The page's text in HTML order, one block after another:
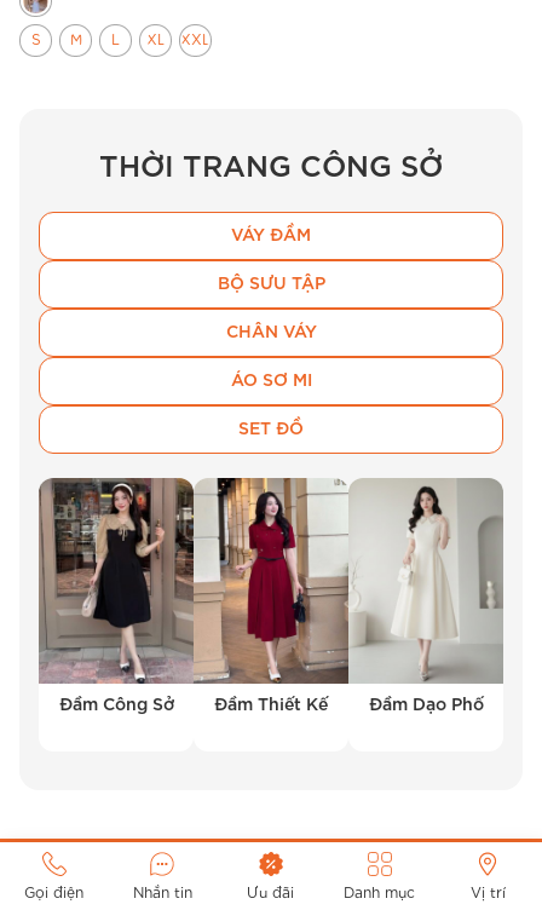
S M L XL XXL
THỜI TRANG CÔNG SỞ
VÁY ĐẦM
BỘ SƯU TẬP
CHÂN VÁY
ÁO SƠ MI
SET ĐỒ
Đầm Công Sở Đầm Thiết Kế Đầm Dạo Phố
Gọi điện Nhắn tin Ưu đãi Danh mục Vị trí